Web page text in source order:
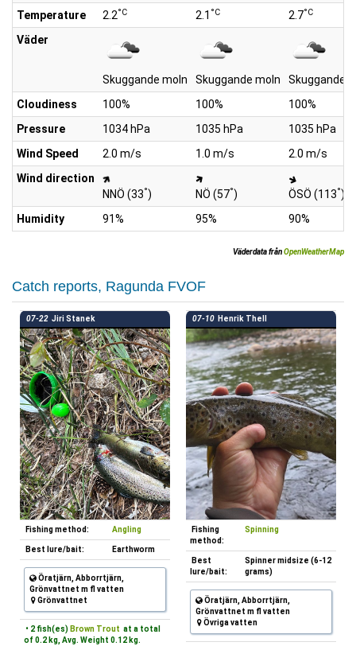
Temperature
2.2°C 2.1 °C 2.7°C
Väder
Skuggande moln Skuggande moln
Skuggande
Cloudiness
100% 100%
100%
Pressure
1034 hPa 1035 hPa
1035 hPa
Wind Speed
2.0 m/s 1.0 m/s
2.0 m/s
Wind direction
NNÖ (33°) NÖ (57°) ÖSÖ (113°)
Humidity
91% 95% 90%
Väderdata frånOpenWeatherMap
Catch reports, Ragunda FVOF
07-22 Jiri Stanek
Fishing method: Angling
Best lure/bait: Earthworm
Öratjärn, Abborrtjärn,
Grönvattnet m fl vatten
Grönvattnet
• 2 fish(es) Brown Trout at a total
of 0.2 kg, Avg. Weight 0.12 kg.
07-10 Henrik Thell
Fishing
method:
Spinning
Best
lure/bait:
Spinner midsize (6-12
grams)
Öratjärn, Abborrtjärn,
Grönvattnet m fl vatten
Övriga vatten